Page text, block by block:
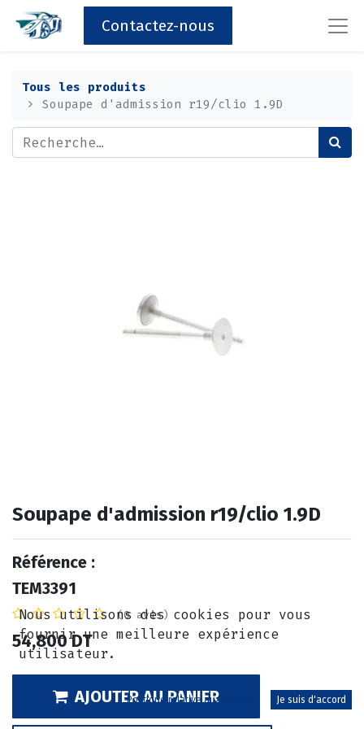
Contactez-nous
Tous les produits
Soupape d'admission r19/clio 1.9D
Soupape d'admission r19/clio 1.9D
Référence :
TEM3391
(0 avis)
54,800DT
AJOUTER AU PANIER
Nous utilisons des cookies pour vous
fournir une meilleure expérience
utilisateur.
Politique relative aux cookies Je suis d'accord